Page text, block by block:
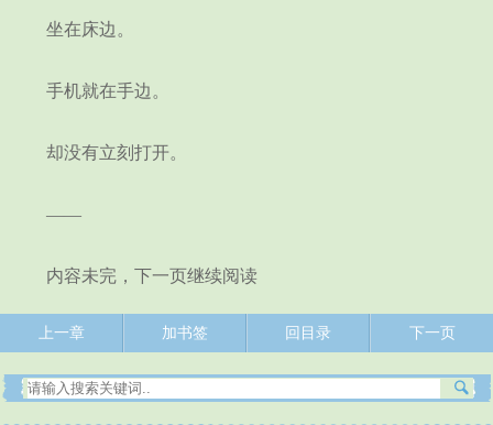
坐在床边。
手机就在手边。
却没有立刻打开。
——
内容未完，下一页继续阅读
上一章 加书签 回目录 下一页